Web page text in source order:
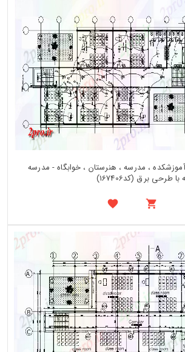
آموزشکده ، مدرسه ، هنرستان ، خوابگاه - مدرسه
برق (کد167406)